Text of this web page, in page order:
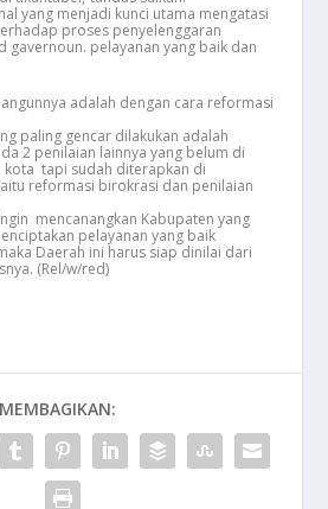
yang menjadi kunci utama mengatasi
proses penyelenggaran
gavernoun. pelayanan yang baik dan
adalah dengan cara reformasi
paling gencar dilakukan adalah
2 penilaian lainnya yang belum di
kota tapi sudah diterapkan di
reformasi birokrasi dan penilaian
mencanangkan Kabupaten yang
pelayanan yang baik
Daerah ini harus siap dinilai dari
(Rel/w/red)
MEMBAGIKAN: